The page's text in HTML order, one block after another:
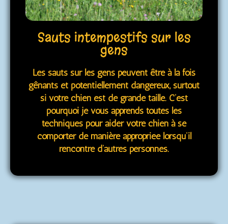
Sauts intempestifs sur les
gens
Les sauts sur les gens peuvent être à la fois
gênants et potentiellement dangereux, surtout
si votre chien est de grande taille. C’est
pourquoi je vous apprends toutes les
techniques pour aider votre chien à se
comporter de manière appropriée lorsqu’il
rencontre d’autres personnes.